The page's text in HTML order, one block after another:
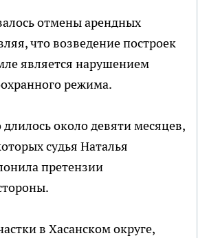
отмены арендных
что возведение построек
является нарушением
режима.
длилось около девяти месяцев,
судья Наталья
претензии
в Хасанском округе,